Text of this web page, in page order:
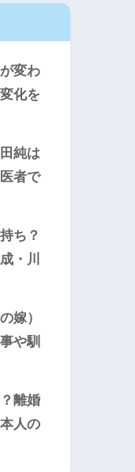
変わ
化を
純は
者で
ち？
・川
嫁）
や馴
離婚
人の